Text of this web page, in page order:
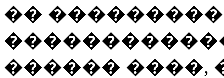
��
������ ����,